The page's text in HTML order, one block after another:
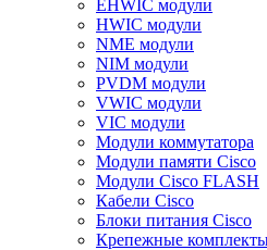
EHWIC модули
HWIC модули
NME модули
NIM модули
PVDM модули
VWIC модули
VIC модули
Модули коммутатора
Модули памяти Cisco
Модули Cisco FLASH
Кабели Cisco
Блоки питания Cisco
Крепежные